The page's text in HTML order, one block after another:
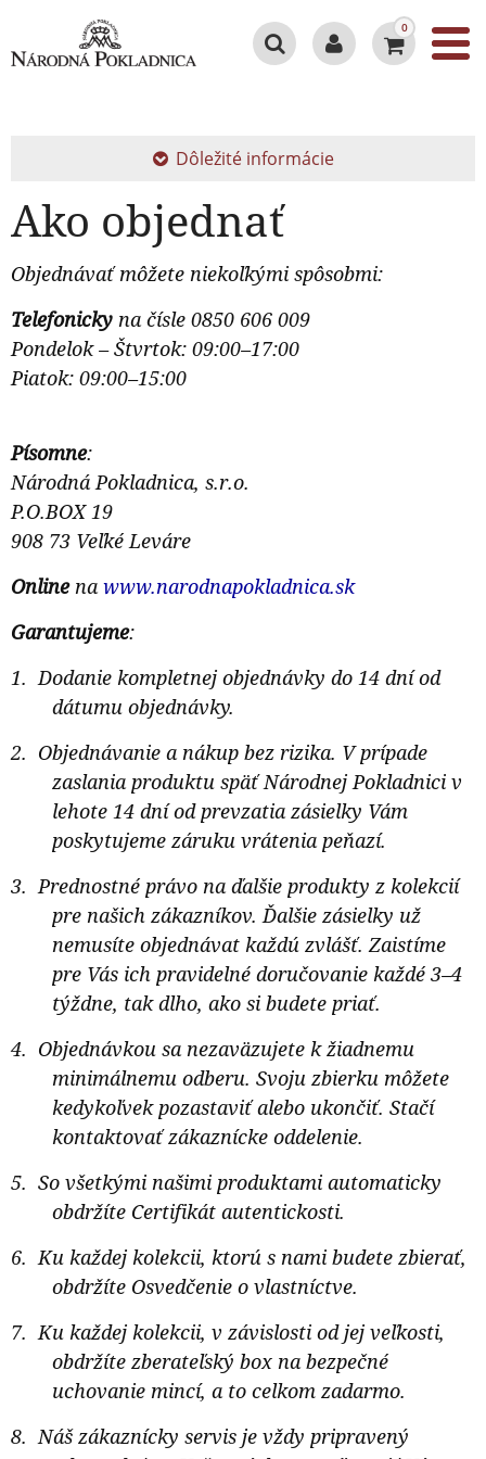
0
Dôležité informácie
Ako objednať
Objednávať môžete niekoľkými spôsobmi:
Telefonicky na čísle 0850 606 009
Pondelok – Štvrtok: 09:00–17:00
Piatok: 09:00–15:00
Písomne:
Národná Pokladnica, s.r.o.
P.O.BOX 19
908 73 Veľké Leváre
Onlinenawww.narodnapokladnica.sk
Garantujeme:
Dodanie kompletnej objednávky do 14 dní od
dátumu objednávky.
Objednávanie a nákup bez rizika. V prípade
zaslania produktu späť Národnej Pokladnici v
lehote 14 dní od prevzatia zásielky Vám
poskytujeme záruku vrátenia peňazí.
Prednostné právo na ďalšie produkty z kolekcií
pre našich zákazníkov. Ďalšie zásielky už
nemusíte objednávat každú zvlášť. Zaistíme
pre Vás ich pravidelné doručovanie každé 3–4
týždne, tak dlho, ako si budete priať.
Objednávkou sa nezaväzujete k žiadnemu
minimálnemu odberu. Svoju zbierku môžete
kedykoľvek pozastaviť alebo ukončiť. Stačí
kontaktovať zákaznícke oddelenie.
So všetkými našimi produktami automaticky
obdržíte Certifikát autentickosti.
Ku každej kolekcii, ktorú s nami budete zbierať,
obdržíte Osvedčenie o vlastníctve.
Ku každej kolekcii, v závislosti od jej veľkosti,
obdržíte zberateľský box na bezpečné
uchovanie mincí, a to celkom zadarmo.
Náš zákaznícky servis je vždy pripravený